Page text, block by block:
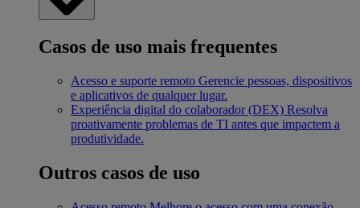
Casos de uso mais frequentes
Acesso e suporte remoto Gerencie pessoas, dispositivos
e aplicativos de qualquer lugar.
Experiência digital do colaborador (DEX) Resolva
proativamente problemas de TI antes que impactem a
produtividade.
Outros casos de uso